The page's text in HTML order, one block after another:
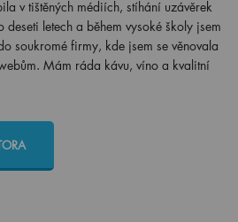
v tištěných médiích, stíhání uzávěrek
letech a během vysoké školy jsem
soukromé firmy, kde jsem se věnovala
Mám ráda kávu, víno a kvalitní